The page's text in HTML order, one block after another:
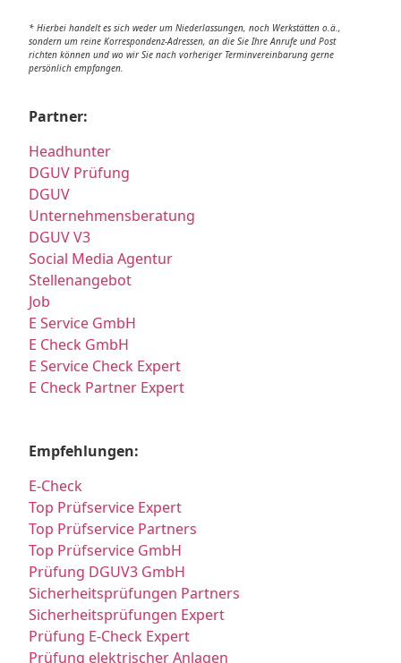
* Hierbei handelt es sich weder um Niederlassungen, noch Werkstätten o.ä.,
sondern um reine Korrespondenz-Adressen, an die Sie Ihre Anrufe und Post
richten können und wo wir Sie nach vorheriger Terminvereinbarung gerne
persönlich empfangen.
Partner:
Headhunter
DGUV Prüfung
DGUV
Unternehmensberatung
DGUV V3
Social Media Agentur
Stellenangebot
Job
E Service GmbH
E Check GmbH
E Service Check Expert
E Check Partner Expert
Empfehlungen:
E-Check
Top Prüfservice Expert
Top Prüfservice Partners
Top Prüfservice GmbH
Prüfung DGUV3 GmbH
Sicherheitsprüfungen Partners
Sicherheitsprüfungen Expert
Prüfung E-Check Expert
Prüfung elektrischer Anlagen